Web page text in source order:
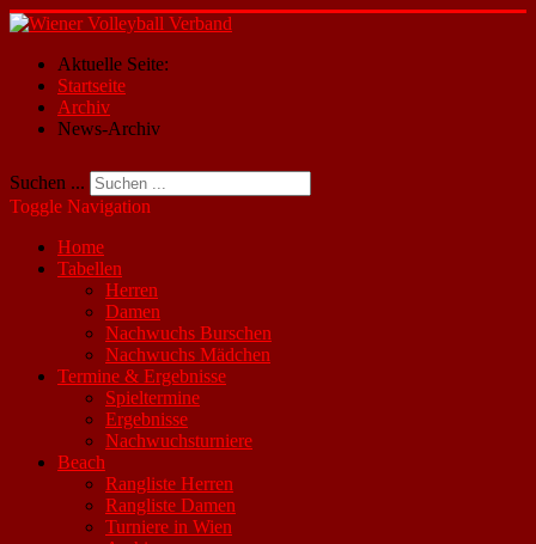
Aktuelle Seite:
Startseite
Archiv
News-Archiv
Suchen ...
Toggle Navigation
Home
Tabellen
Herren
Damen
Nachwuchs Burschen
Nachwuchs Mädchen
Termine & Ergebnisse
Spieltermine
Ergebnisse
Nachwuchsturniere
Beach
Rangliste Herren
Rangliste Damen
Turniere in Wien